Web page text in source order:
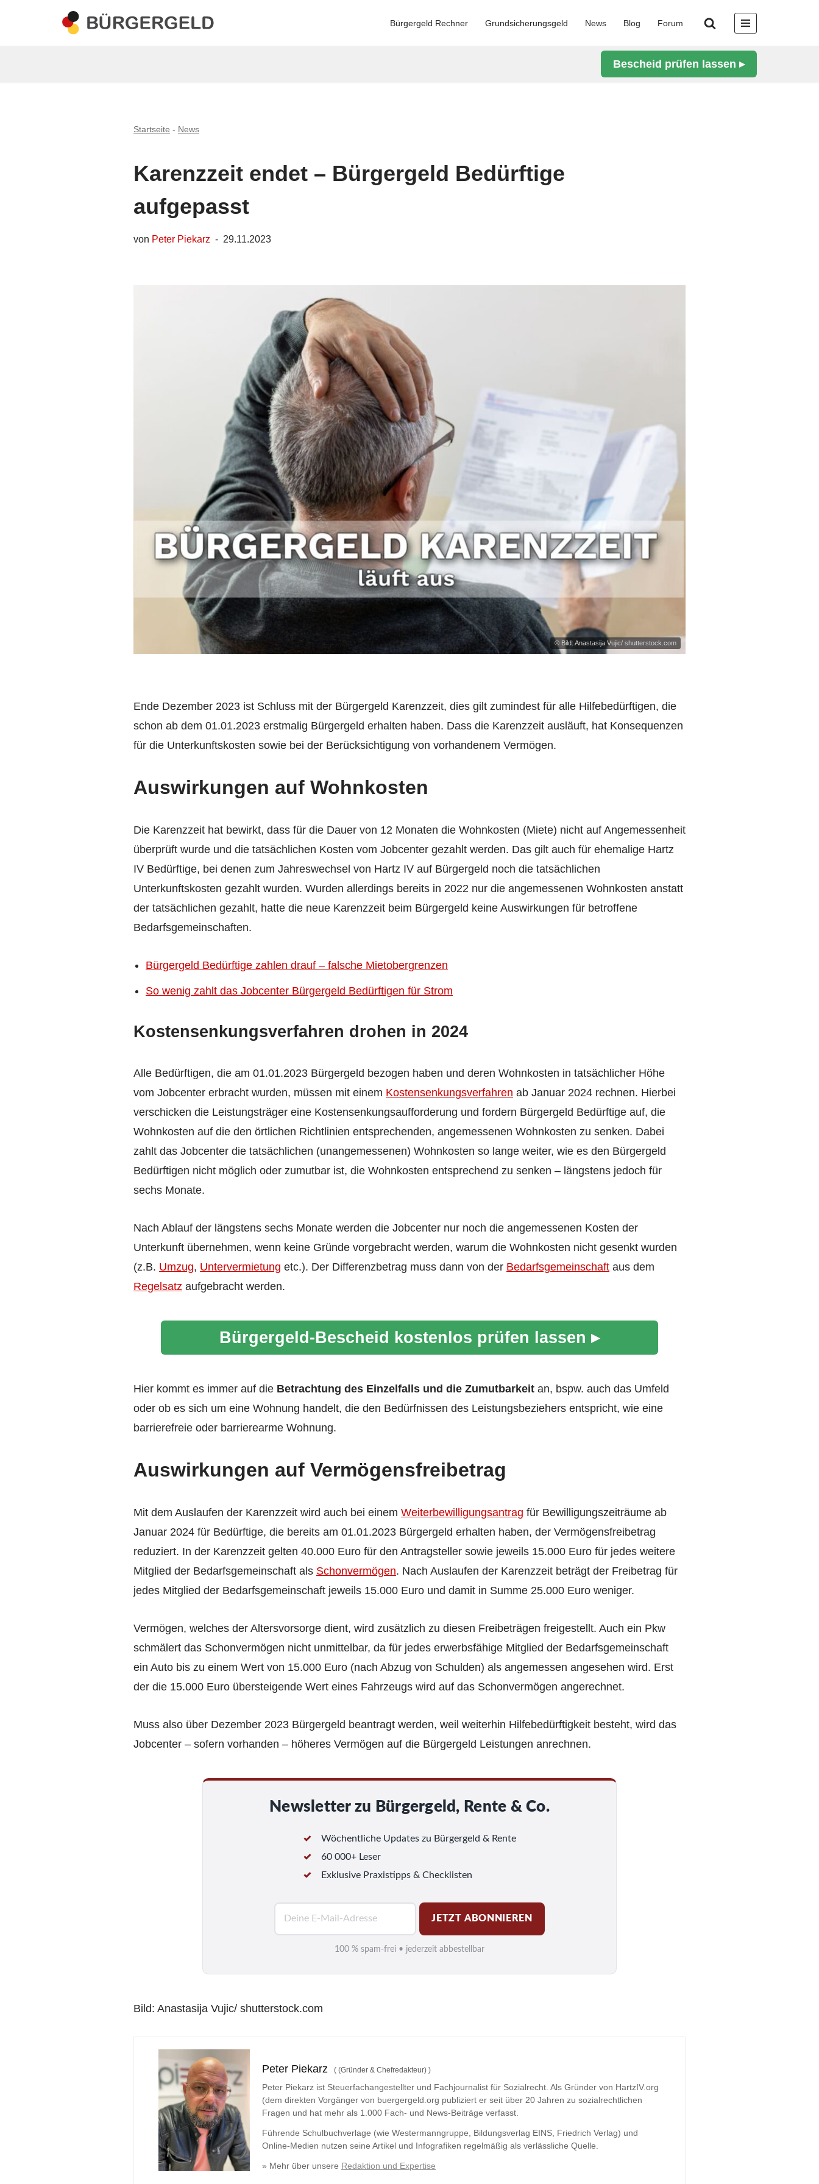
Bürgergeld Rechner Grundsicherungsgeld News Blog Forum
Bescheid prüfen lassen ▸
Startseite - News
Karenzzeit endet – Bürgergeld Bedürftige
aufgepasst
von Peter Piekarz 29.11.2023
© Bild: Anastasija Vujic/ shutterstock.com
Ende Dezember 2023 ist Schluss mit der Bürgergeld Karenzzeit, dies gilt zumindest für alle Hilfebedürftigen, die
schon ab dem 01.01.2023 erstmalig Bürgergeld erhalten haben. Dass die Karenzzeit ausläuft, hat Konsequenzen
für die Unterkunftskosten sowie bei der Berücksichtigung von vorhandenem Vermögen.
Auswirkungen auf Wohnkosten
Die Karenzzeit hat bewirkt, dass für die Dauer von 12 Monaten die Wohnkosten (Miete) nicht auf Angemessenheit
überprüft wurde und die tatsächlichen Kosten vom Jobcenter gezahlt werden. Das gilt auch für ehemalige Hartz
IV Bedürftige, bei denen zum Jahreswechsel von Hartz IV auf Bürgergeld noch die tatsächlichen
Unterkunftskosten gezahlt wurden. Wurden allerdings bereits in 2022 nur die angemessenen Wohnkosten anstatt
der tatsächlichen gezahlt, hatte die neue Karenzzeit beim Bürgergeld keine Auswirkungen für betroffene
Bedarfsgemeinschaften.
Bürgergeld Bedürftige zahlen drauf – falsche Mietobergrenzen
So wenig zahlt das Jobcenter Bürgergeld Bedürftigen für Strom
Kostensenkungsverfahren drohen in 2024
Alle Bedürftigen, die am 01.01.2023 Bürgergeld bezogen haben und deren Wohnkosten in tatsächlicher Höhe
vom Jobcenter erbracht wurden, müssen mit einem Kostensenkungsverfahren ab Januar 2024 rechnen. Hierbei
verschicken die Leistungsträger eine Kostensenkungsaufforderung und fordern Bürgergeld Bedürftige auf, die
Wohnkosten auf die den örtlichen Richtlinien entsprechenden, angemessenen Wohnkosten zu senken. Dabei
zahlt das Jobcenter die tatsächlichen (unangemessenen) Wohnkosten so lange weiter, wie es den Bürgergeld
Bedürftigen nicht möglich oder zumutbar ist, die Wohnkosten entsprechend zu senken – längstens jedoch für
sechs Monate.
Nach Ablauf der längstens sechs Monate werden die Jobcenter nur noch die angemessenen Kosten der
Unterkunft übernehmen, wenn keine Gründe vorgebracht werden, warum die Wohnkosten nicht gesenkt wurden
(z.B. Umzug, Untervermietung etc.). Der Differenzbetrag muss dann von der Bedarfsgemeinschaft aus dem
Regelsatz aufgebracht werden.
Bürgergeld-Bescheid kostenlos prüfen lassen ▸
Hier kommt es immer auf die Betrachtung des Einzelfalls und die Zumutbarkeit an, bspw. auch das Umfeld
oder ob es sich um eine Wohnung handelt, die den Bedürfnissen des Leistungsbeziehers entspricht, wie eine
barrierefreie oder barrierearme Wohnung.
Auswirkungen auf Vermögensfreibetrag
Mit dem Auslaufen der Karenzzeit wird auch bei einem Weiterbewilligungsantrag für Bewilligungszeiträume ab
Januar 2024 für Bedürftige, die bereits am 01.01.2023 Bürgergeld erhalten haben, der Vermögensfreibetrag
reduziert. In der Karenzzeit gelten 40.000 Euro für den Antragsteller sowie jeweils 15.000 Euro für jedes weitere
Mitglied der Bedarfsgemeinschaft als Schonvermögen. Nach Auslaufen der Karenzzeit beträgt der Freibetrag für
jedes Mitglied der Bedarfsgemeinschaft jeweils 15.000 Euro und damit in Summe 25.000 Euro weniger.
Vermögen, welches der Altersvorsorge dient, wird zusätzlich zu diesen Freibeträgen freigestellt. Auch ein Pkw
schmälert das Schonvermögen nicht unmittelbar, da für jedes erwerbsfähige Mitglied der Bedarfsgemeinschaft
ein Auto bis zu einem Wert von 15.000 Euro (nach Abzug von Schulden) als angemessen angesehen wird. Erst
der die 15.000 Euro übersteigende Wert eines Fahrzeugs wird auf das Schonvermögen angerechnet.
Muss also über Dezember 2023 Bürgergeld beantragt werden, weil weiterhin Hilfebedürftigkeit besteht, wird das
Jobcenter – sofern vorhanden – höheres Vermögen auf die Bürgergeld Leistungen anrechnen.
Newsletter zu Bürgergeld, Rente & Co.
Wöchentliche Updates zu Bürgergeld & Rente
60 000+ Leser
Exklusive Praxistipps & Checklisten
i
*
JETZT ABONNIEREN
100 % spam-frei • jederzeit abbestellbar
Bild: Anastasija Vujic/ shutterstock.com
Peter Piekarz ( (Gründer & Chefredakteur) )
Peter Piekarz ist Steuerfachangestellter und Fachjournalist für Sozialrecht. Als Gründer von HartzIV.org
(dem direkten Vorgänger von buergergeld.org publiziert er seit über 20 Jahren zu sozialrechtlichen
Fragen und hat mehr als 1.000 Fach- und News-Beiträge verfasst.
Führende Schulbuchverlage (wie Westermanngruppe, Bildungsverlag EINS, Friedrich Verlag) und
Online-Medien nutzen seine Artikel und Infografiken regelmäßig als verlässliche Quelle.
» Mehr über unsere Redaktion und Expertise